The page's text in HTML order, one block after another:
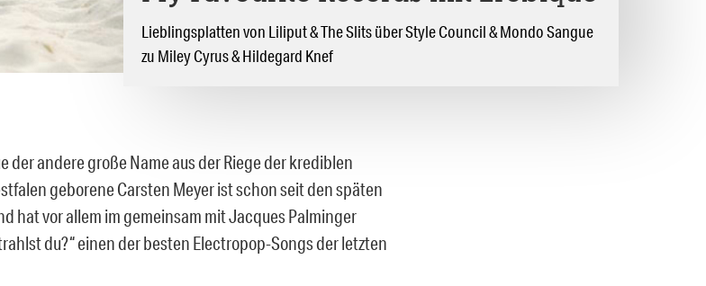
Lieblingsplatten von Liliput & The Slits über Style Council & Mondo Sangue
zu Miley Cyrus & Hildegard Knef
der andere große Name aus der Riege der krediblen
geborene Carsten Meyer ist schon seit den späten
hat vor allem im gemeinsam mit Jacques Palminger
du?“ einen der besten Electropop-Songs der letzten